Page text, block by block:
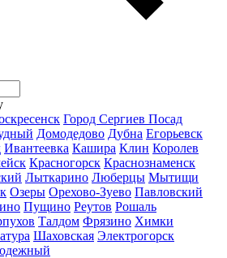
Город Сергиев Посад
Домодедово Дубна Егорьевск
Ивантеевка Кашира Клин Королев
Красногорск Краснознаменск
Лыткарино Люберцы Мытищи
Озеры Орехово-Зуево Павловский
Пущино Реутов Рошаль
Талдом Фрязино Химки
Шаховская Электрогорск